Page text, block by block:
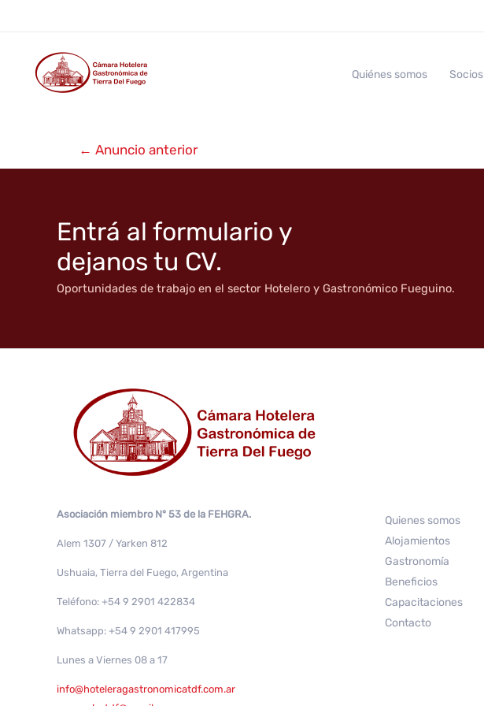
contenido
Quiénes somos Socios
Navegación
de
← Anuncio anterior
Entrá al formulario y
dejanos tu CV.
Oportunidades de trabajo en el sector Hotelero y Gastronómico Fueguino.
Asociación miembro N° 53 de la FEHGRA.
Alem 1307 / Yarken 812
Ushuaia, Tierra del Fuego, Argentina
Teléfono: +54 9 2901 422834
Whatsapp: +54 9 2901 417995
Lunes a Viernes 08 a 17
info@hoteleragastronomicatdf.com.ar
Quienes somos
Alojamientos
Gastronomía
Beneficios
Capacitaciones
Contacto